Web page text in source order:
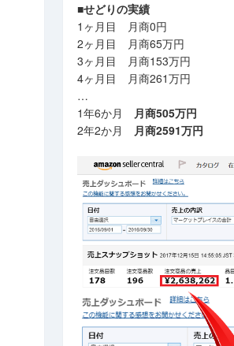
■せどりの実績
1ヶ月目 月商0円
2ヶ月目 月商65万円
3ヶ月目 月商153万円
4ヶ月目 月商261万円
…
1年6か月 月商505万円
2年2か月 月商2591万円